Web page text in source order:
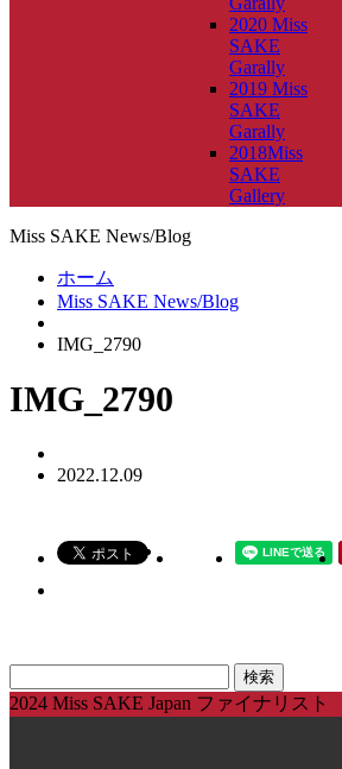
2020 Miss
SAKE
Garally
2019 Miss
SAKE
Garally
2018Miss
SAKE
Gallery
Miss SAKE News/Blog
ホーム
Miss SAKE News/Blog
IMG_2790
IMG_2790
2022.12.09
索:
2024 Miss SAKE Japan ファイナリスト